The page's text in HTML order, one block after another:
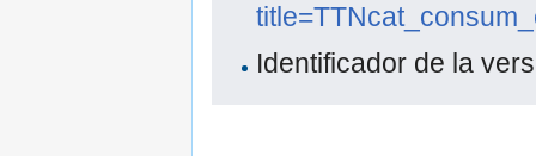
Identificador de la